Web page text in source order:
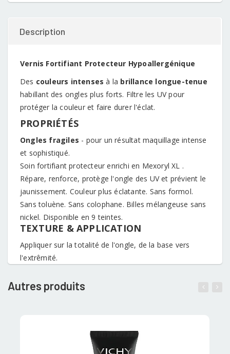
Description
Vernis Fortifiant Protecteur Hypoallergénique
Des couleurs intenses à la brillance longue-tenue
habillant des ongles plus forts. Filtre les UV pour
protéger la couleur et faire durer l'éclat.
PROPRIÉTÉS
Ongles fragiles - pour un résultat maquillage intense
et sophistiqué.
Soin fortifiant protecteur enrichi en Mexoryl XL .
Répare, renforce, protège l'ongle des UV et prévient le
jaunissement. Couleur plus éclatante. Sans formol.
Sans toluène. Sans colophane. Billes mélangeuse sans
nickel. Disponible en 9 teintes.
TEXTURE & APPLICATION
Appliquer sur la totalité de l'ongle, de la base vers
l'extrêmité.
Autres produits